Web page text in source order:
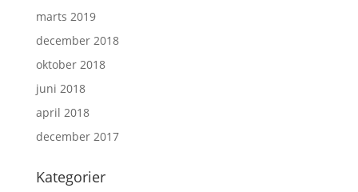
marts 2019
december 2018
oktober 2018
juni 2018
april 2018
december 2017
Kategorier